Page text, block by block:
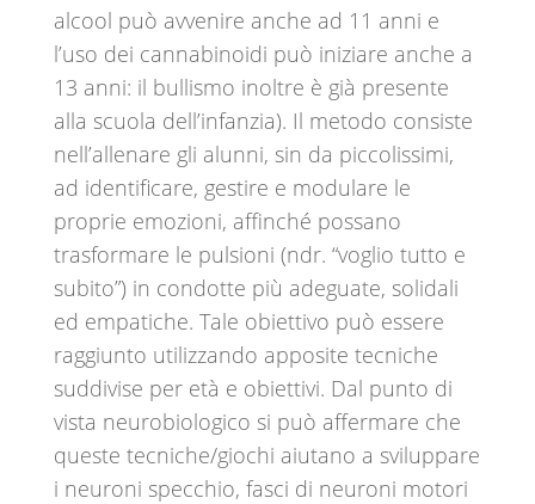
alcool può avvenire anche ad 11 anni e
l’uso dei cannabinoidi può iniziare anche a
13 anni: il bullismo inoltre è già presente
alla scuola dell’infanzia). Il metodo consiste
nell’allenare gli alunni, sin da piccolissimi,
ad identificare, gestire e modulare le
proprie emozioni, affinché possano
trasformare le pulsioni (ndr. “voglio tutto e
subito”) in condotte più adeguate, solidali
ed empatiche. Tale obiettivo può essere
raggiunto utilizzando apposite tecniche
suddivise per età e obiettivi. Dal punto di
vista neurobiologico si può affermare che
queste tecniche/giochi aiutano a sviluppare
i neuroni specchio, fasci di neuroni motori